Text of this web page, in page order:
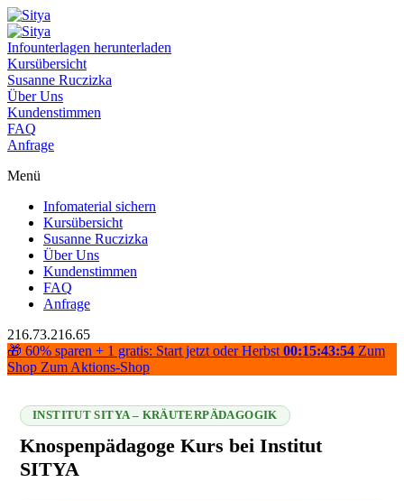
Infounterlagen herunterladen
Kursübersicht
Susanne Ruczizka
Über Uns
Kundenstimmen
FAQ
Anfrage
Menü
Infomaterial sichern
Kursübersicht
Susanne Ruczizka
Über Uns
Kundenstimmen
FAQ
Anfrage
216.73.216.65
🎁 60% sparen + 1 gratis: Start jetzt oder Herbst 00:15:43:54 Zum
Shop Zum Aktions-Shop
INSTITUT SITYA – KRÄUTERPÄDAGOGIK
Knospenpädagoge Kurs bei Institut
SITYA